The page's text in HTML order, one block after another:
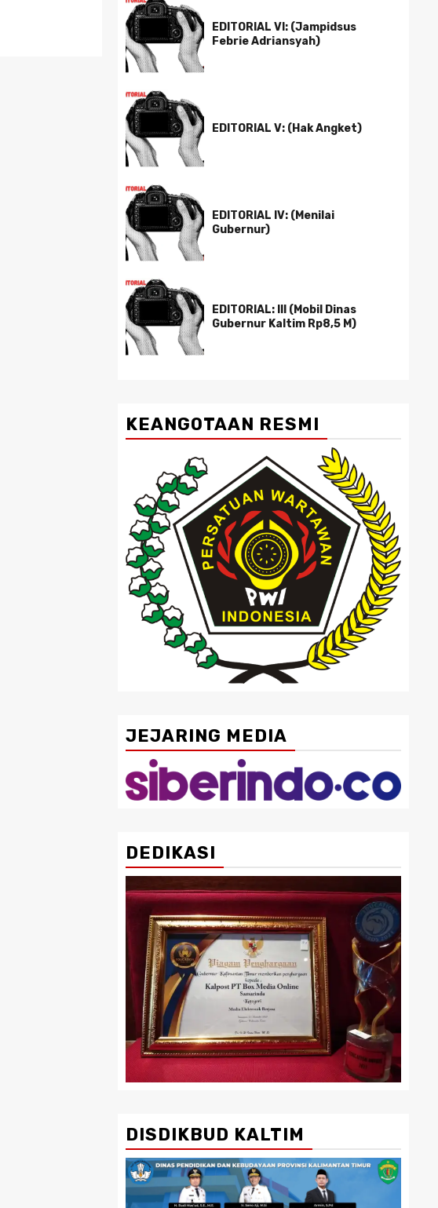
EDITORIAL VI: (Jampidsus
Febrie Adriansyah)
EDITORIAL V: (Hak Angket)
EDITORIAL IV: (Menilai
Gubernur)
EDITORIAL: III (Mobil Dinas
Gubernur Kaltim Rp8,5 M)
KEANGOTAAN RESMI
JEJARING MEDIA
DEDIKASI
DISDIKBUD KALTIM